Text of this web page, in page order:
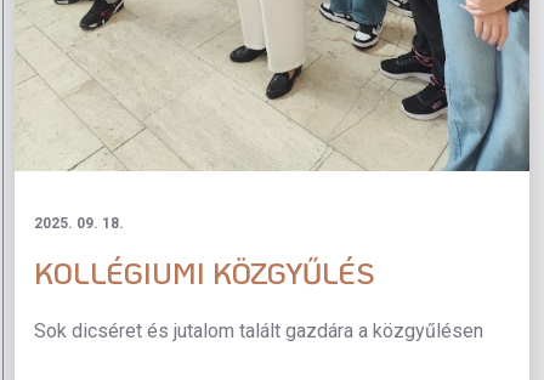
2025. 09. 18.
KOLLÉGIUMI KÖZGYŰLÉS
Sok dicséret és jutalom talált gazdára a közgyűlésen